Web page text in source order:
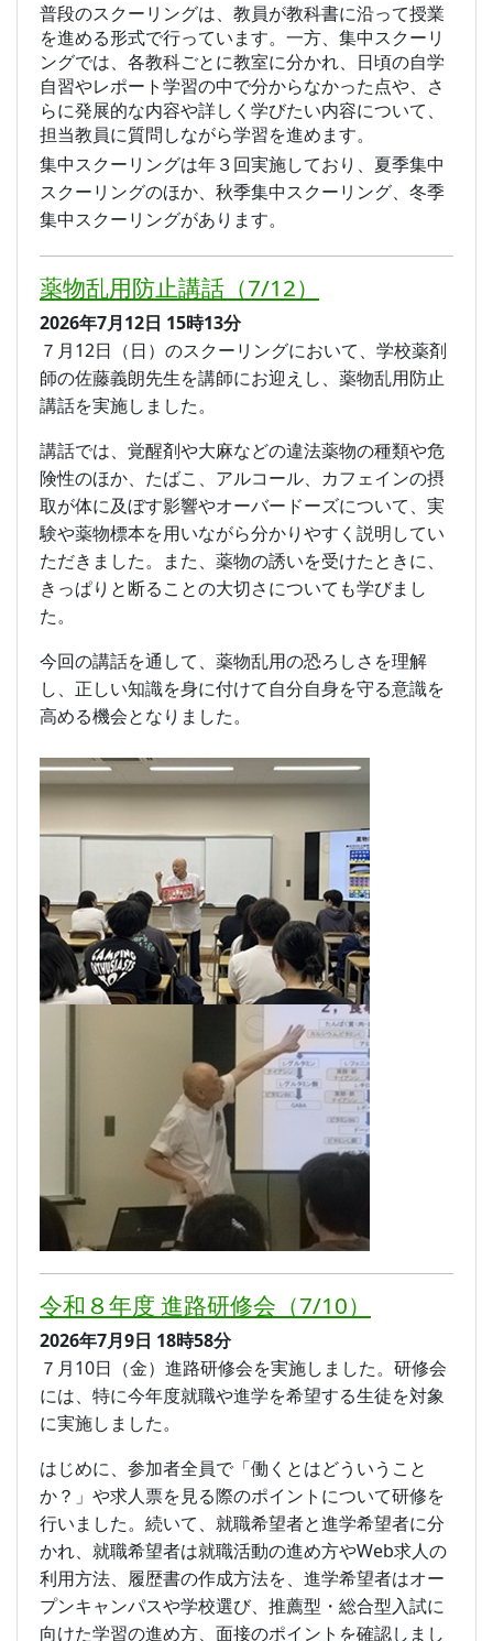
普段のスクーリングは、教員が教科書に沿って授業
を進める形式で行っています。一方、集中スクーリ
ングでは、各教科ごとに教室に分かれ、日頃の自学
自習やレポート学習の中で分からなかった点や、さ
らに発展的な内容や詳しく学びたい内容について、
担当教員に質問しながら学習を進めます。
集中スクーリングは年３回実施しており、夏季集中
スクーリングのほか、秋季集中スクーリング、冬季
集中スクーリングがあります。
薬物乱用防止講話（7/12）
2026年7月12日 15時13分
７月12日（日）のスクーリングにおいて、学校薬剤
師の佐藤義朗先生を講師にお迎えし、薬物乱用防止
講話を実施しました。
講話では、覚醒剤や大麻などの違法薬物の種類や危
険性のほか、たばこ、アルコール、カフェインの摂
取が体に及ぼす影響やオーバードーズについて、実
験や薬物標本を用いながら分かりやすく説明してい
ただきました。また、薬物の誘いを受けたときに、
きっぱりと断ることの大切さについても学びまし
た。
今回の講話を通して、薬物乱用の恐ろしさを理解
し、正しい知識を身に付けて自分自身を守る意識を
高める機会となりました。
令和８年度 進路研修会（7/10）
2026年7月9日 18時58分
７月10日（金）進路研修会を実施しました。研修会
には、特に今年度就職や進学を希望する生徒を対象
に実施しました。
はじめに、参加者全員で「働くとはどういうこと
か？」や求人票を見る際のポイントについて研修を
行いました。続いて、就職希望者と進学希望者に分
かれ、就職希望者は就職活動の進め方やWeb求人の
利用方法、履歴書の作成方法を、進学希望者はオー
プンキャンパスや学校選び、推薦型・総合型入試に
向けた学習の進め方、面接のポイントを確認しまし